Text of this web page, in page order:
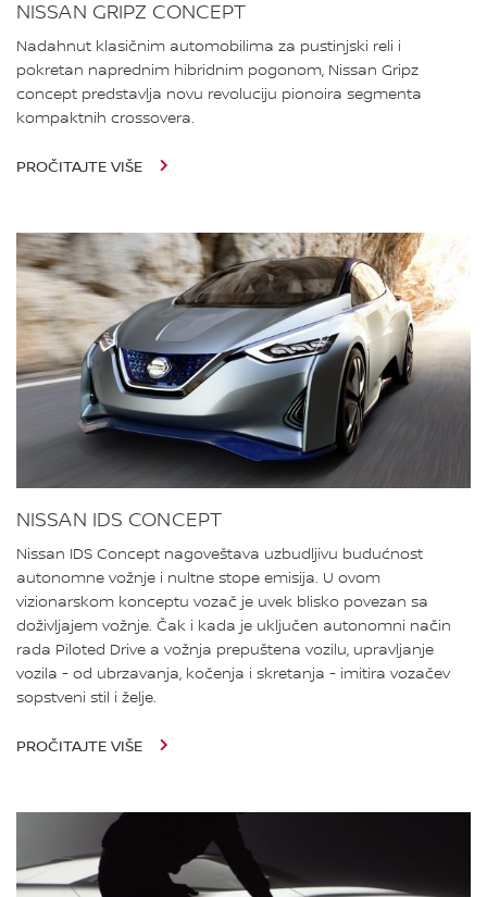
NISSAN GRIPZ CONCEPT
Nadahnut klasičnim automobilima za pustinjski reli i
pokretan naprednim hibridnim pogonom, Nissan Gripz
concept predstavlja novu revoluciju pionoira segmenta
kompaktnih crossovera.
PROČITAJTE VIŠE
NISSAN IDS CONCEPT
Nissan IDS Concept nagoveštava uzbudljivu budućnost
autonomne vožnje i nultne stope emisija. U ovom
vizionarskom konceptu vozač je uvek blisko povezan sa
doživljajem vožnje. Čak i kada je uključen autonomni način
rada Piloted Drive a vožnja prepuštena vozilu, upravljanje
vozila - od ubrzavanja, kočenja i skretanja - imitira vozačev
sopstveni stil i želje.
PROČITAJTE VIŠE